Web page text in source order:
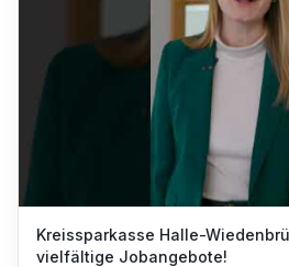
Kreissparkasse Halle-
vielfältige Jobangebote!